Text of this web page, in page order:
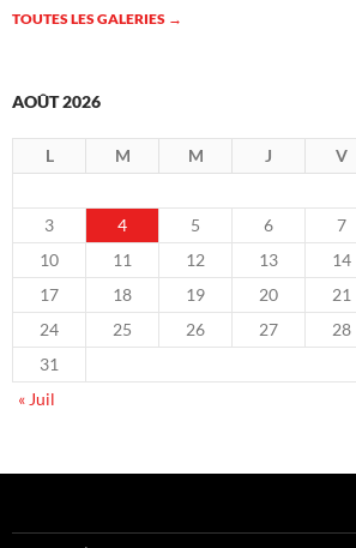
TOUTES LES GALERIES →
AOÛT 2026
L M M J V
3
4 5 6 7
10
11 12 13 14
17
18 19 20 21
24
25 26 27 28
31
« Juil